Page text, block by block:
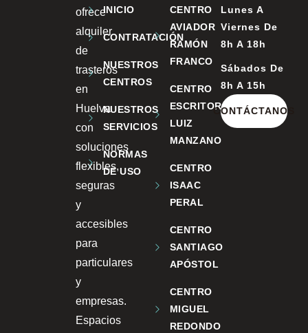
ofrece
alquiler
de
trasteros
en
Huelva
con
soluciones
flexibles,
seguras
y
accesibles
para
particulares
y
empresas.
Espacios
INICIO
CONTRATACIÓN
NUESTROS
CENTROS
NUESTROS
SERVICIOS
NORMAS
DE USO
CENTRO
AVIADOR
RAMÓN
FRANCO
CENTRO
ESCRITOR
LUIZ
MANZANO
CENTRO
ISAAC
PERAL
CENTRO
SANTIAGO
APÓSTOL
CENTRO
MIGUEL
REDONDO
Lunes A
Viernes De
8h A 18h
Sábados De
8h A 15h
CONTÁCTANOS